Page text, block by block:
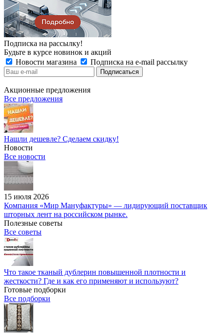
Подписка на рассылку!
Будьте в курсе новинок и акций
Новости магазина
Подписка на e-mail рассылку
Акционные предложения
Все предложения
Нашли дешевле? Сделаем скидку!
Новости
Все новости
15 июля 2026
Компания «Мир Мануфактуры» — лидирующий поставщик
шторных лент на российском рынке.
Полезные советы
Все советы
Что такое тканый дублерин повышенной плотности и
жесткости? Где и как его применяют и используют?
Готовые подборки
Все подборки